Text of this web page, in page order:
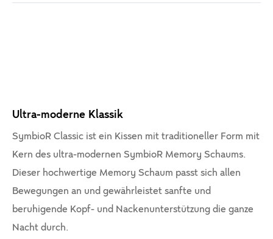
Ultra-moderne Klassik
SymbioR Classic ist ein Kissen mit traditioneller Form mit
Kern des ultra-modernen SymbioR Memory Schaums.
Dieser hochwertige Memory Schaum passt sich allen
Bewegungen an und gewährleistet sanfte und
beruhigende Kopf- und Nackenunterstützung die ganze
Nacht durch.